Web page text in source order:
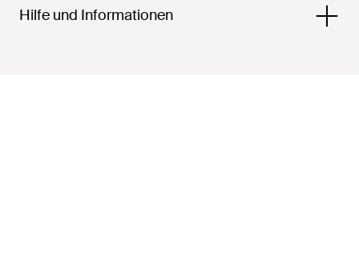
Hilfe und Informationen